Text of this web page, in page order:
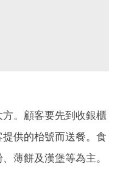
。顧客要先到收銀櫃
供的枱號而送餐。食
薄餅及漢堡等為主。